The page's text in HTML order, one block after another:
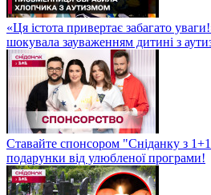
«Ця істота привертає забагато
шокувала зауваженням дитині з
Ставайте спонсором "Сніданку з
подарунки від улюбленої програми!